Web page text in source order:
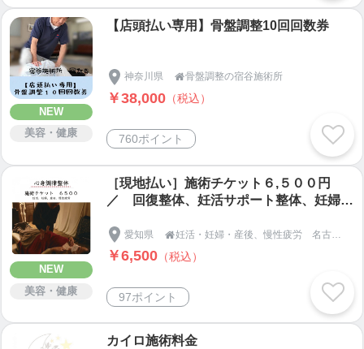
NEW
美容・健康
【店頭払い専用】骨盤調整10回回数券
神奈川県 骨盤調整の宿谷施術所
￥38,000 （税込）
760ポイント
NEW
美容・健康
［現地払い］施術チケット６,５００円
／ 回復整体、妊活サポート整体、妊婦整
愛知県 
￥6,500 （税込）
97ポイント
カイロ施術料金